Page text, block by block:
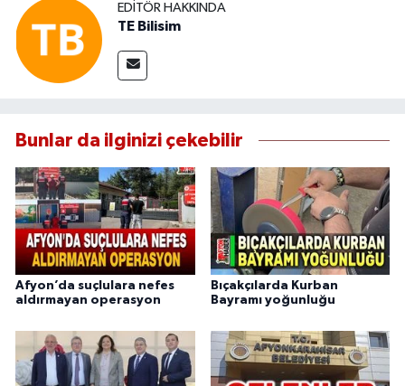
EDITÖR HAKKINDA
TE Bilisim
Bunlar da ilginizi çekebilir
Afyon’da suçlulara nefes
aldırmayan operasyon
Bıçakçılarda Kurban
Bayramı yoğunluğu